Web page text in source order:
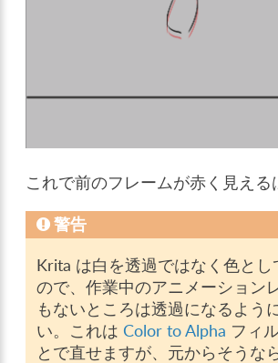
これで前のフレームが赤く見える
警告
Krita は白を透過ではなく色とし
ので、作業中のアニメーション
もないところは透過になるよう
い。これはColor to Alpha フィ
とで直せますが、元からそうな